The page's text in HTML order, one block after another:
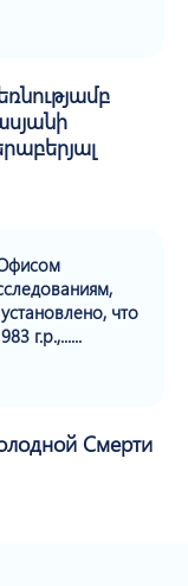
что
г.р.,......
Смерти